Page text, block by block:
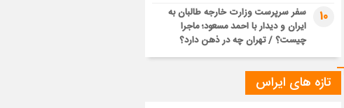
10
سفر سرپرست وزارت خارجه طالبان به
ایران و دیدار با احمد مسعود؛ ماجرا
چیست؟ / تهران چه در ذهن دارد؟
تازه های ایراس